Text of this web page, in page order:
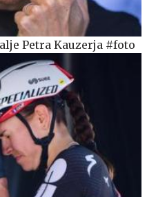
Petra Kauzerja #foto